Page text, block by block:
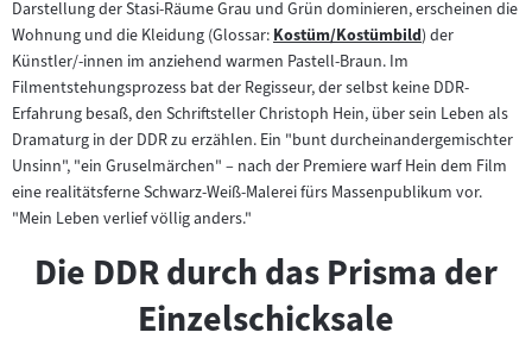
Inhalt:
Darstellung der Stasi-Räume Grau und Grün dominieren, erscheinen die
Wohnung und die Kleidung (Glossar:Zum
Inhalt:
Kostüm/Kostümbild) der
Künstler/-innen im anziehend warmen Pastell-Braun. Im
Filmentstehungsprozess bat der Regisseur, der selbst keine DDR-
Erfahrung besaß, den Schriftsteller Christoph Hein, über sein Leben als
Dramaturg in der DDR zu erzählen. Ein "bunt durcheinandergemischter
Unsinn", "ein Gruselmärchen" – nach der Premiere warf Hein dem Film
eine realitätsferne Schwarz-Weiß-Malerei fürs Massenpublikum vor.
"Mein Leben verlief völlig anders."
Die DDR durch das Prisma der
Einzelschicksale